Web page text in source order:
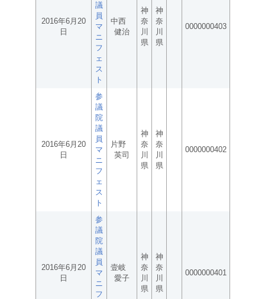
2016年6月20
日
議
員
マ
ニ
フ
ェ
ス
ト
中西
健治
神
奈
川
県
神
奈
川
県
0000000403
2016年6月20
日
参
議
院
議
員
マ
ニ
フ
ェ
ス
ト
片野
英司
神
奈
川
県
神
奈
川
県
0000000402
2016年6月20
日
参
議
院
議
員
マ
ニ
フ
壹岐
愛子
神
奈
川
県
神
奈
川
県
0000000401